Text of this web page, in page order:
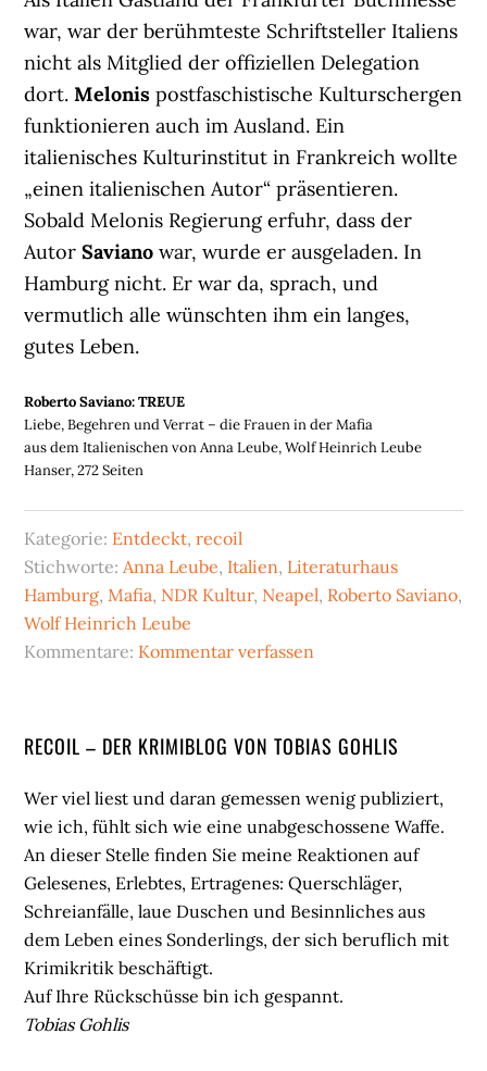
war, war der berühmteste Schriftsteller Italiens
nicht als Mitglied der offiziellen Delegation
dort.Melonispostfaschistische Kulturschergen
funktionieren auch im Ausland. Ein
italienisches Kulturinstitut in Frankreich wollte
„einen italienischen Autor“ präsentieren.
Sobald Melonis Regierung erfuhr, dass der
AutorSavianowar, wurde er ausgeladen. In
Hamburg nicht. Er war da, sprach, und
vermutlich alle wünschten ihm ein langes,
gutes Leben.
Roberto Saviano: TREUE
Liebe, Begehren und Verrat – die Frauen in der Mafia
aus dem Italienischen von Anna Leube, Wolf Heinrich Leube
Hanser, 272 Seiten
Kategorie: Entdeckt,recoil
Stichworte: Anna Leube, Italien, Literaturhaus
Hamburg, Mafia, NDR Kultur, Neapel, Roberto Saviano,
Wolf Heinrich Leube
Kommentare: Kommentar verfassen
Seitenspalte
RECOIL – DER KRIMIBLOG VON TOBIAS GOHLIS
Wer viel liest und daran gemessen wenig publiziert,
wie ich, fühlt sich wie eine unabgeschossene Waffe.
An dieser Stelle finden Sie meine Reaktionen auf
Gelesenes, Erlebtes, Ertragenes: Querschläger,
Schreianfälle, laue Duschen und Besinnliches aus
dem Leben eines Sonderlings, der sich beruflich mit
Krimikritik beschäftigt.
Auf Ihre Rückschüsse bin ich gespannt.
Tobias Gohlis